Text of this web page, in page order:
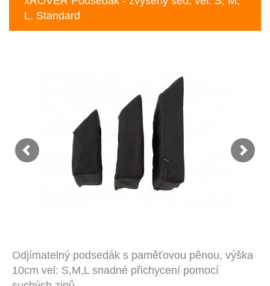
L. Standard
Odjímatelný podsedák s paměťovou pěnou, výška
10cm vel: S,M,L snadné přichycení pomocí